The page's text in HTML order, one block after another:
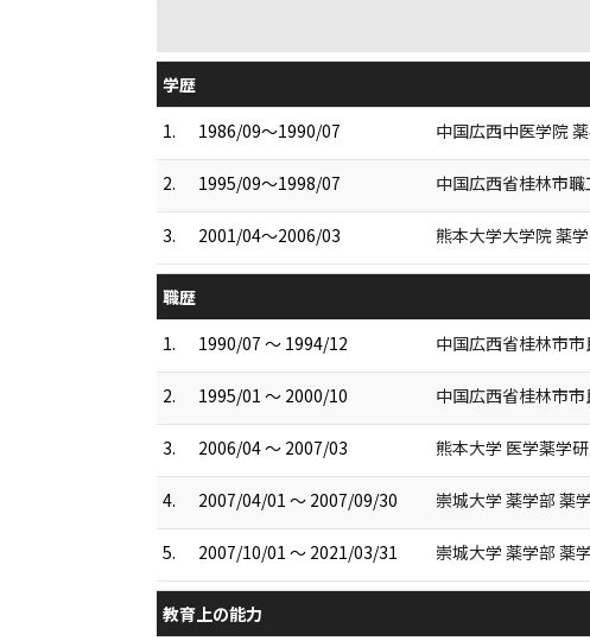
学歴
1.
1986/09～1990/07 中国広西中医学院
2. 1995/09～1998/07 中国広西省桂林市
3. 2001/04～2006/03 熊本大学大学院 薬
職歴
1.
1990/07 ～ 1994/12 中国広西省桂林市
2. 1995/01 ～ 2000/10 中国広西省桂林市
3. 2006/04 ～ 2007/03 熊本大学 医学薬学
4. 2007/04/01 ～ 2007/09/30 崇城大学 薬学部 薬
5. 2007/10/01 ～ 2021/03/31 崇城大学 薬学部 薬
教育上の能力